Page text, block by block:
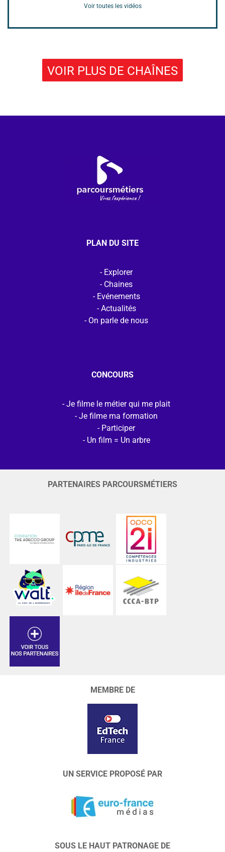
Voir toutes les vidéos
VOIR PLUS DE CHAÎNES
PLAN DU SITE
Explorer
Chaines
Evénements
Actualités
On parle de nous
CONCOURS
Je filme le métier qui me plait
Je filme ma formation
Participer
Un film = Un arbre
PARTENAIRES PARCOURSMÉTIERS
MEMBRE DE
UN SERVICE PROPOSÉ PAR
SOUS LE HAUT PATRONAGE DE